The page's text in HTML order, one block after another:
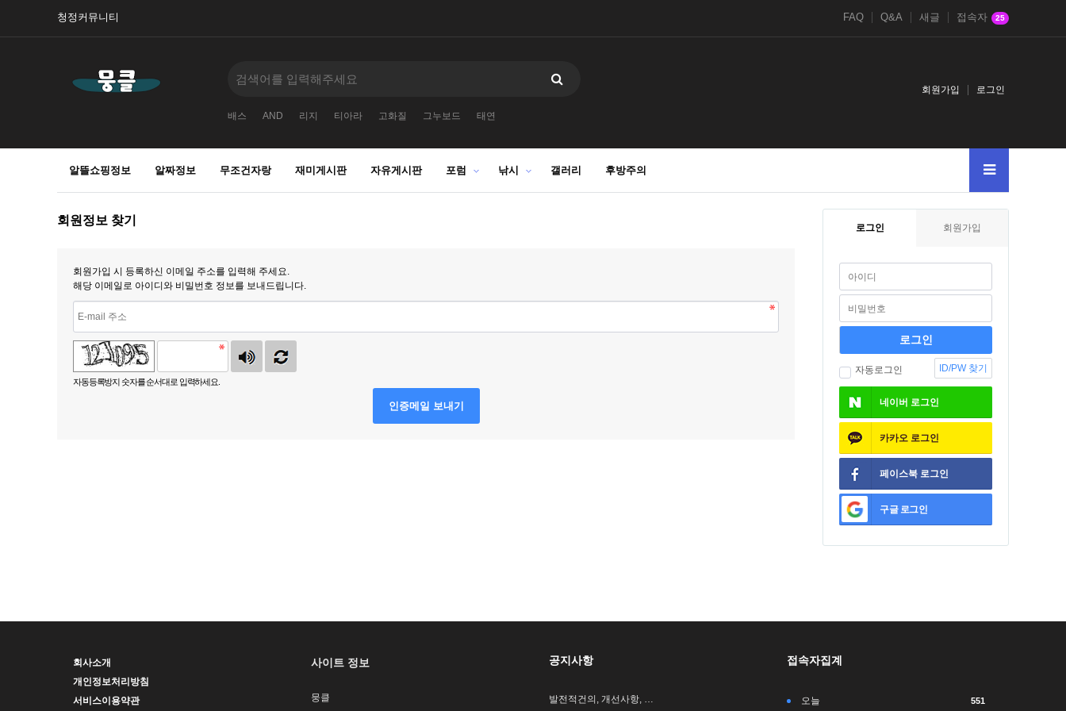
청정커뮤니티 FAQ Q&A 새글 접속자 25
배스 AND 리지 티아라 고화질 그누보드 태연
회원가입 로그인
알뜰쇼핑정보 알짜정보 무조건자랑 재미게시판 자유게시판 포럼 낚시 갤러리 후방주의
회원정보 찾기
회원가입 시 등록하신 이메일 주소를 입력해 주세요.
해당 이메일로 아이디와 비밀번호 정보를 보내드립니다.
자동등록방지 숫자를 순서대로 입력하세요.
인증메일 보내기
로그인 회원가입
자동로그인 ID/PW 찾기
네이버 로그인
카카오 로그인
페이스북 로그인
구글로그인
회사소개
개인정보처리방침
서비스이용약관
사이트 정보
뭉클
공지사항
발전적건의, 개선사항, …
접속자집계
오늘 551